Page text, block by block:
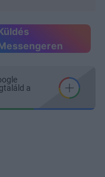
a